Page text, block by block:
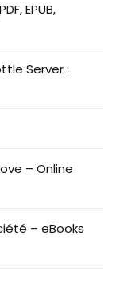
EPUB,
Server :
– Online
– eBooks